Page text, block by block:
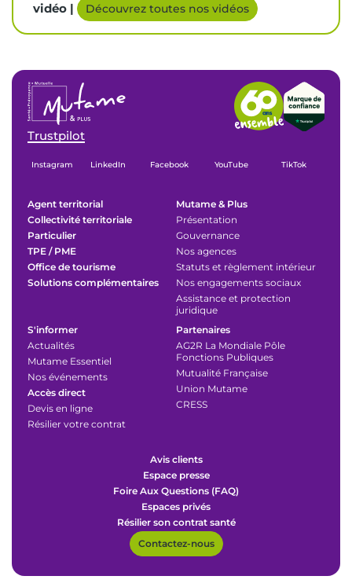
vidéo |
Découvrez toutes nos vidéos
Trustpilot
Instagram LinkedIn Facebook YouTube TikTok
Agent territorial
Collectivité territoriale
Particulier
TPE / PME
Office de tourisme
Solutions complémentaires
Mutame & Plus
Présentation
Gouvernance
Nos agences
Statuts et règlement intérieur
Nos engagements sociaux
Assistance et protection
juridique
S'informer
Actualités
Mutame Essentiel
Nos événements
Accès direct
Devis en ligne
Résilier votre contrat
Partenaires
AG2R La Mondiale Pôle
Fonctions Publiques
Mutualité Française
Union Mutame
CRESS
Avis clients
Espace presse
Foire Aux Questions (FAQ)
Espaces privés
Résilier son contrat santé
Contactez-nous